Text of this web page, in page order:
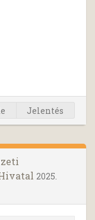
Jelentés
2025.